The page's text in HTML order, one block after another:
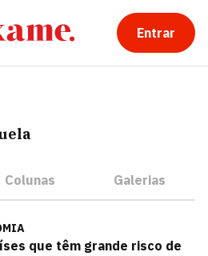
Entrar
Colunas Galerias
que têm grande risco de